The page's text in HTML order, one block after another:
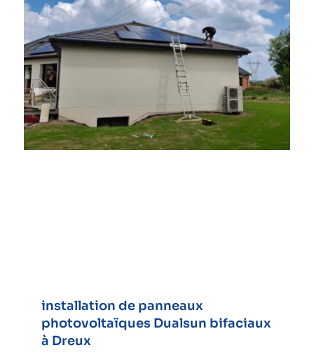
installation de panneaux
photovoltaïques Dualsun bifaciaux
à Dreux